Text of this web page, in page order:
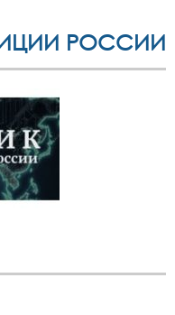
РОССИИ